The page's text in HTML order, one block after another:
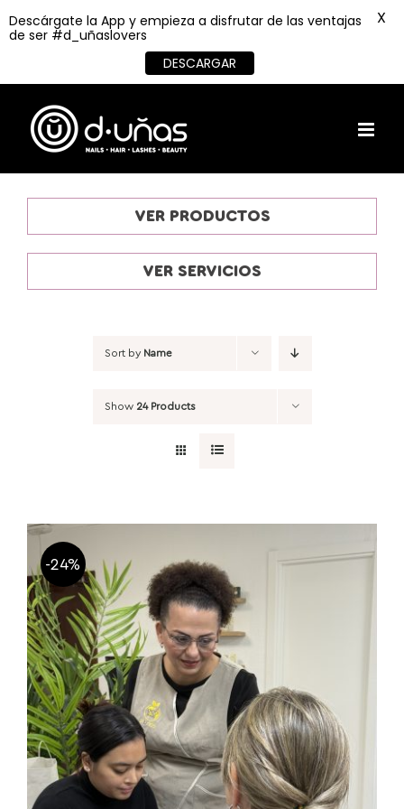
content
VER PRODUCTOS
VER SERVICIOS
Sort by Name
Show 24 Products
-24%
Descárgate la App y empieza a disfrutar de las ventajas
de ser #d_uñaslovers
DESCARGAR
X